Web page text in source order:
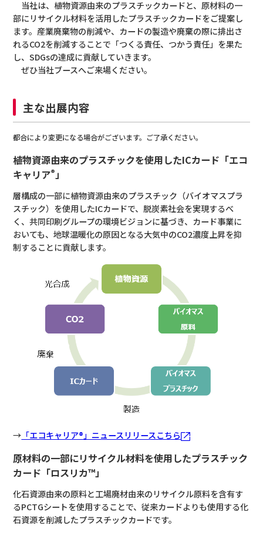
当社は、植物資源由来のプラスチックカードと、原材料の一
部にリサイクル材料を活用したプラスチックカードをご提案し
ます。産業廃棄物の削減や、カードの製造や廃棄の際に排出さ
れるCO2を削減することで「つくる責任、つかう責任」を果た
し、SDGsの達成に貢献していきます。
ぜひ当社ブースへご来場ください。
主な出展内容
都合により変更になる場合がございます。ご了承ください。
植物資源由来のプラスチックを使用したICカード「エコ
キャリア®」
層構成の一部に植物資源由来のプラスチック（バイオマスプラ
スチック）を使用したICカードで、脱炭素社会を実現するべ
く、共同印刷グループの環境ビジョンに基づき、カード事業に
おいても、地球温暖化の原因となる大気中のCO2濃度上昇を抑
制することに貢献します。
→ 「エコキャリア®」ニュースリリースこちら
原材料の一部にリサイクル材料を使用したプラスチック
カード「ロスリカ™」
化石資源由来の原料と工場廃材由来のリサイクル原料を含有す
るPCTGシートを使用することで、従来カードよりも使用する化
石資源を削減したプラスチックカードです。